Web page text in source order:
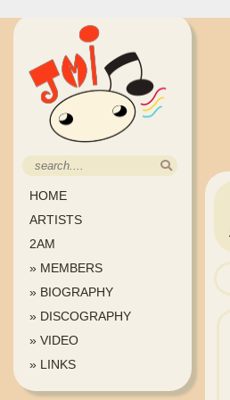
HOME
ARTISTS
2AM
» MEMBERS
» BIOGRAPHY
» DISCOGRAPHY
» VIDEO
» LINKS